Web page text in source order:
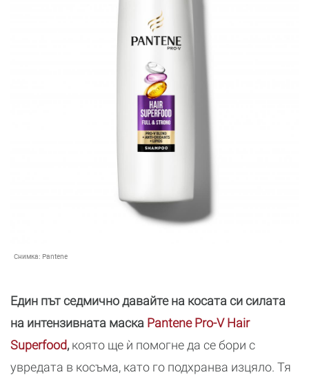
Снимка: Pantene
Един път седмично давайте на косата си силата
на интензивната маска Pantene Pro-V Hair
Superfood,която ще ѝ помогне да се бори с
увредата в косъма, като го подхранва изцяло. Тя